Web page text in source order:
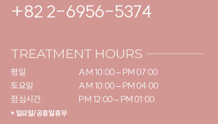
+82 2-6956-5374
TREATMENT HOURS
평일
토요일
점심시간
AM 10:00 – PM 07:00
AM 10:00 – PM 04:00
PM 12:00 – PM 01:00
* 일요일/공휴일 휴무